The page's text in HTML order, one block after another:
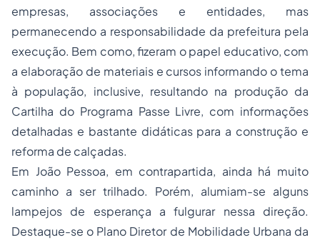
empresas, associações e entidades, mas
permanecendo a responsabilidade da prefeitura pela
execução. Bem como, fizeram o papel educativo, com
a elaboração de materiais e cursos informando o tema
à população, inclusive, resultando na produção da
Cartilha do Programa Passe Livre, com informações
detalhadas e bastante didáticas para a construção e
reforma de calçadas.
Em João Pessoa, em contrapartida, ainda há muito
caminho a ser trilhado. Porém, alumiam-se alguns
lampejos de esperança a fulgurar nessa direção.
Destaque-se o Plano Diretor de Mobilidade Urbana da